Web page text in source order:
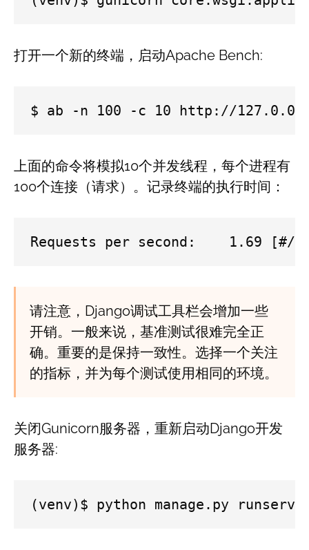
打开一个新的终端，启动Apache Bench:
$ ab -n 100 -c 10 http://
上面的命令将模拟10个并发线程，每个进程有
100个连接（请求）。记录终端的执行时间：
Requests per second:    1.69 [#/
请注意，Django调试工具栏会增加一些
开销。一般来说，基准测试很难完全正
确。重要的是保持一致性。选择一个关注
的指标，并为每个测试使用相同的环境。
关闭Gunicorn服务器，重新启动Django开发
服务器:
(venv)$ python manage.py